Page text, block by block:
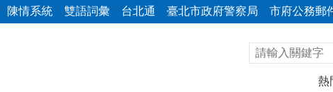
陳情系統 雙語詞彙 台北通 臺北市政府警察局 市府公務郵
熱